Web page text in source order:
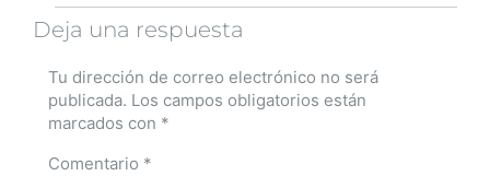
Deja una respuesta
Tu dirección de correo electrónico no será
publicada. Los campos obligatorios están
marcados con *
Comentario *